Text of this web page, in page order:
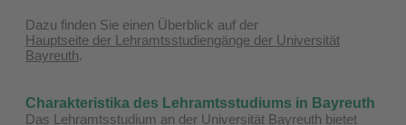
Dazu finden Sie einen Überblick auf der
Hauptseite der Lehramtsstudiengänge der Universität
Bayreuth.
Charakteristika des Lehramtsstudiums in Bayreuth
Das Lehramtsstudium an der Universität Bayreuth bietet